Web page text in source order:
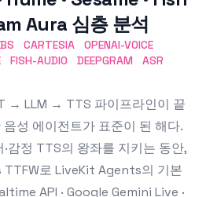
Aura 심층 분석
CARTESIA
OPENAI-VOICE
FISH-AUDIO DEEPGRAM
ASR
→ LLM → TTS 파이프라인이 끝
성 에이전트가 표준이 된 해다.
감정 TTS의 왕좌를 지키는 동안,
로 LiveKit Agents의 기본
API · Google Gemini Live ·